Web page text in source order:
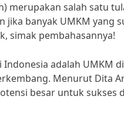
merupakan salah satu
banyak UMKM yang
simak pembahasannya!
Indonesia adalah UMKM
Menurut Dita
besar untuk sukses